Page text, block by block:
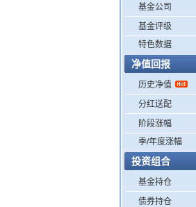
基金公司
基金评级
特色数据
净值回报
历史净值
分红送配
阶段涨幅
季/年度涨幅
投资组合
基金持仓
债券持仓